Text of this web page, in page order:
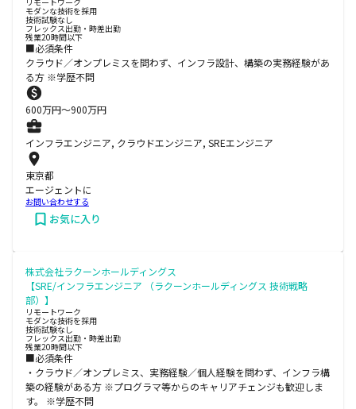
モダンな技術を採用
技術試験なし
フレックス出勤・時差出勤
残業20時間以下
■必須条件
クラウド／オンプレミスを問わず、インフラ設計、構築の実務経験があ
る方 ※学歴不問
600万円〜900万円
インフラエンジニア, クラウドエンジニア, SREエンジニア
東京都
エージェントに
お問い合わせする
お気に入り
株式会社ラクーンホールディングス
【SRE/インフラエンジニア （ラクーンホールディングス 技術戦略
部）】
リモートワーク
モダンな技術を採用
技術試験なし
フレックス出勤・時差出勤
残業20時間以下
■必須条件
・クラウド／オンプレミス、実務経験／個人経験を問わず、インフラ構
築の経験がある方 ※プログラマ等からのキャリアチェンジも歓迎しま
す。 ※学歴不問